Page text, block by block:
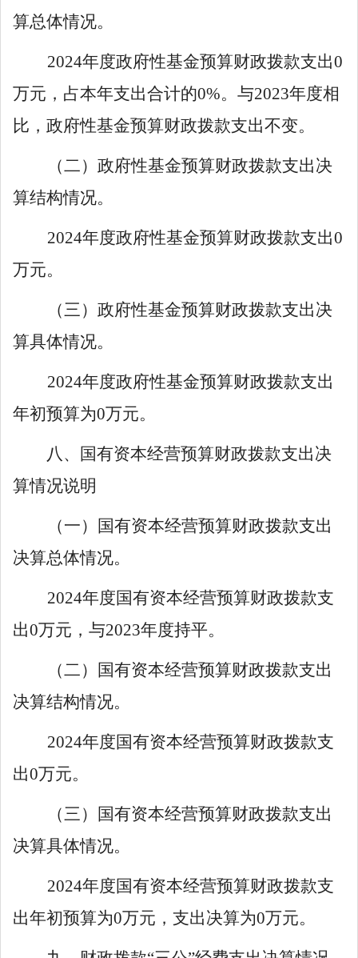
算总体情况。
2024年度政府性基金预算财政拨款支出0
万元，占本年支出合计的0%。与2023年度相
比， 政府性基金预算财政拨款支出不变。
（二）政府性基金预算财政拨款支出决
算结构情况。
2024年度政府性基金预算财政拨款支出0
万元。
（三）政府性基金预算财政拨款支出决
算具体情况。
2024年度政府性基金预算财政拨款支出
年初预算为0万元。
八、国有资本经营预算财政拨款支出决
算情况说明
（一）国有资本经营预算财政拨款支出
决算总体情况。
2024年度国有资本经营预算财政拨款支
出0万元，与2023年度持平。
（二）国有资本经营预算财政拨款支出
决算结构情况。
2024年度国有资本经营预算财政拨款支
出0万元。
（三）国有资本经营预算财政拨款支出
决算具体情况。
2024年度国有资本经营预算财政拨款支
出年初预算为0万元，支出决算为0万元。